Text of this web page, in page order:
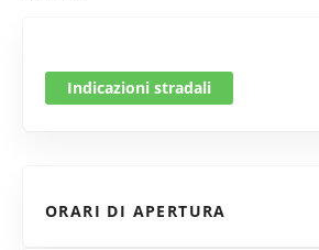
Indicazioni stradali
ORARI DI APERTURA